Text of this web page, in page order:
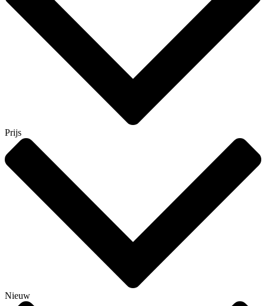
Prijs
Nieuw